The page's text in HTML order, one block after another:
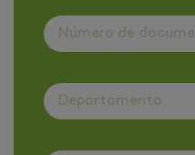
Departamento